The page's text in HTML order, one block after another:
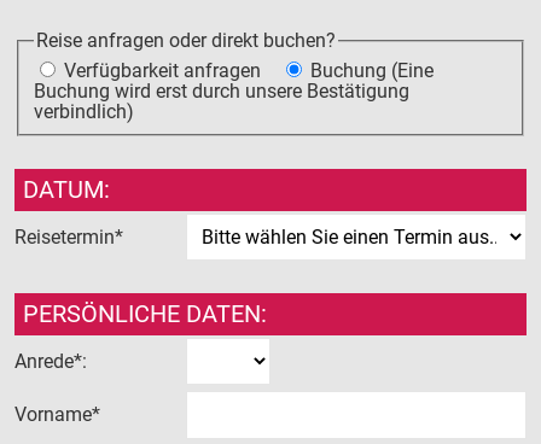
GRUPPENREISEN
BUSANMIETUNG
ÜBER UNS
Firmengeschichte
Sicherheit
Busflotte
Reise anfragen oder direkt buchen?
Verfügbarkeit anfragen
Buchung (Eine
Buchung wird erst durch unsere Bestätigung
verbindlich)
DATUM:
Reisetermin*
PERSÖNLICHE DATEN:
Anrede*:
Vorname*